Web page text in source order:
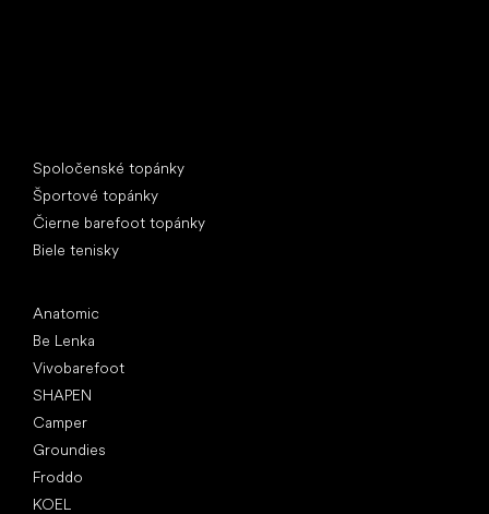
Spoločenské topánky
Športové topánky
Čierne barefoot topánky
Biele tenisky
Anatomic
Be Lenka
Vivobarefoot
SHAPEN
Camper
Groundies
Froddo
KOEL